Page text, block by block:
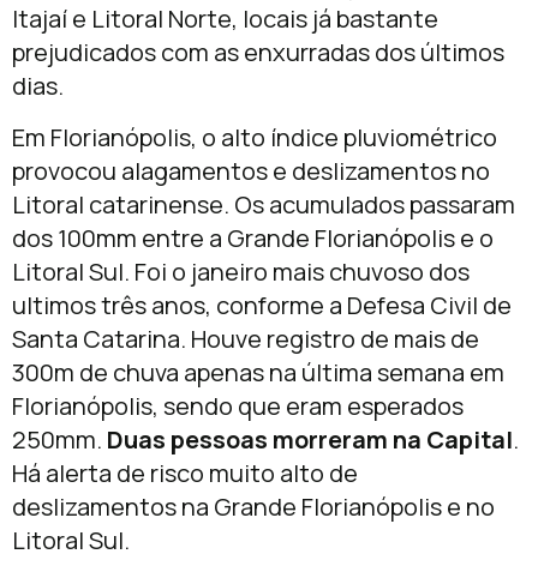
Itajaí e Litoral Norte, locais já bastante
prejudicados com as enxurradas dos últimos
dias.
Em Florianópolis, o alto índice pluviométrico
provocou alagamentos e deslizamentos no
Litoral catarinense. Os acumulados passaram
dos 100mm entre a Grande Florianópolis e o
Litoral Sul. Foi o janeiro mais chuvoso dos
ultimos três anos, conforme a Defesa Civil de
Santa Catarina. Houve registro de mais de
300m de chuva apenas na última semana em
Florianópolis, sendo que eram esperados
250mm. Duas pessoas morreram na Capital.
Há alerta de risco muito alto de
deslizamentos na Grande Florianópolis e no
Litoral Sul.